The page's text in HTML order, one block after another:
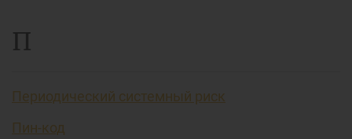
П
Периодический системный риск
Пин-код